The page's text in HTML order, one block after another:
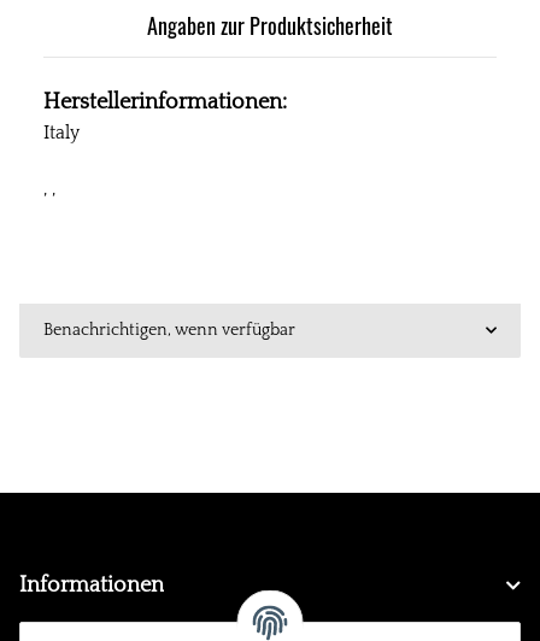
Angaben zur Produktsicherheit
Herstellerinformationen:
Italy
, ,
Benachrichtigen, wenn verfügbar
Informationen